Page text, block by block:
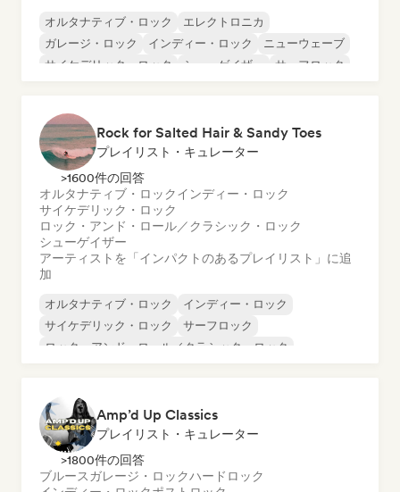
オルタナティブ・ロック
エレクトロニカ
ガレージ・ロック
インディー・ロック
ニューウェーブ
サイケデリック・ロック
シューゲイザー サーフロック
Rock for Salted Hair & Sandy Toes
プレイリスト・キュレーター
>1600件の回答
オルタナティブ・ロックインディー・ロック
サイケデリック・ロック
ロック・アンド・ロール／クラシック・ロック
シューゲイザー
アーティストを「インパクトのあるプレイリスト」に追
加
オルタナティブ・ロック
インディー・ロック
サイケデリック・ロック
サーフロック
ロック・アンド・ロール／クラシック・ロック
Amp’d Up Classics
プレイリスト・キュレーター
>1800件の回答
ブルースガレージ・ロックハードロック